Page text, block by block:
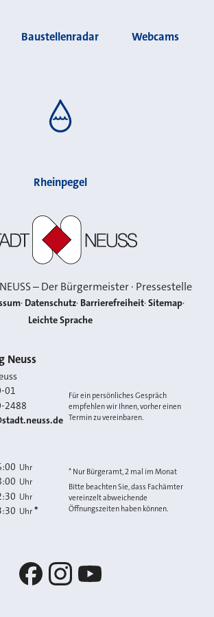
Baustellenradar Webcams
Rheinpegel
NEUSS – Der Bürgermeister · Pressestelle
Datenschutz Barrierefreiheit Sitemap
Leichte Sprache
Neuss
01
2488
Für ein persönliches Gespräch
empfehlen wir Ihnen, vorher einen
Termin zu vereinbaren.
Uhr
Uhr
Uhr
Uhr *
* Nur Bürgeramt, 2 mal im Monat
Bitte beachten Sie, dass Fachämter
vereinzelt abweichende
Öffnungszeiten haben können.